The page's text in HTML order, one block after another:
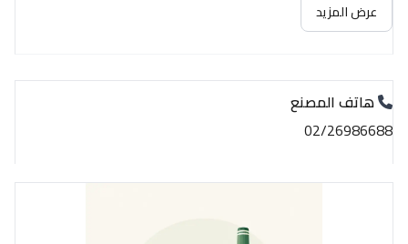
عرض المزيد
هاتف المصنع
02/26986688